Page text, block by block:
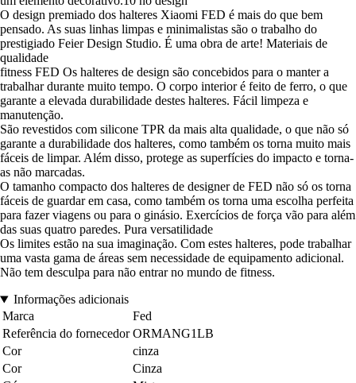
O design premiado dos halteres Xiaomi FED é mais do que bem
pensado. As suas linhas limpas e minimalistas são o trabalho do
prestigiado Feier Design Studio. É uma obra de arte! Materiais de
qualidade
fitness FED Os halteres de design são concebidos para o manter a
trabalhar durante muito tempo. O corpo interior é feito de ferro, o que
garante a elevada durabilidade destes halteres. Fácil limpeza e
manutenção.
São revestidos com silicone TPR da mais alta qualidade, o que não só
garante a durabilidade dos halteres, como também os torna muito mais
fáceis de limpar. Além disso, protege as superfícies do impacto e torna-
as não marcadas.
O tamanho compacto dos halteres de designer de FED não só os torna
fáceis de guardar em casa, como também os torna uma escolha perfeita
para fazer viagens ou para o ginásio. Exercícios de força vão para além
das suas quatro paredes. Pura versatilidade
Os limites estão na sua imaginação. Com estes halteres, pode trabalhar
uma vasta gama de áreas sem necessidade de equipamento adicional.
Não tem desculpa para não entrar no mundo de fitness.
Informações adicionais
Marca
Fed
Referência do fornecedor ORMANG1LB
Cor
cinza
Cor
Cinza